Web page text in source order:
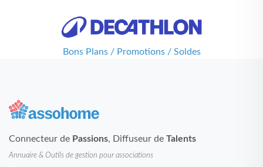
Bons Plans / Promotions / Soldes
Connecteur de Passions, Diffuseur de Talents
Annuaire & Outils de gestion pour associations